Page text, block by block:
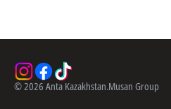
©2026 Anta Kazakhstan.Musan Group